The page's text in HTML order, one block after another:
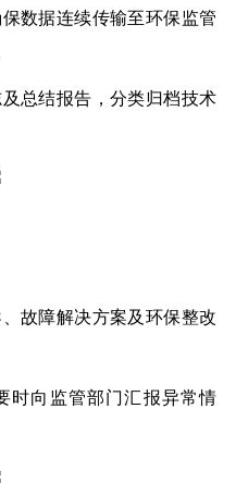
数据连续传输至环保监管
总结报告，分类归档技术
故障解决方案及环保整改
时向监管部门汇报异常情